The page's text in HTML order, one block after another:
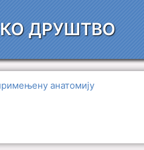
ДРУШТВО
анатомију